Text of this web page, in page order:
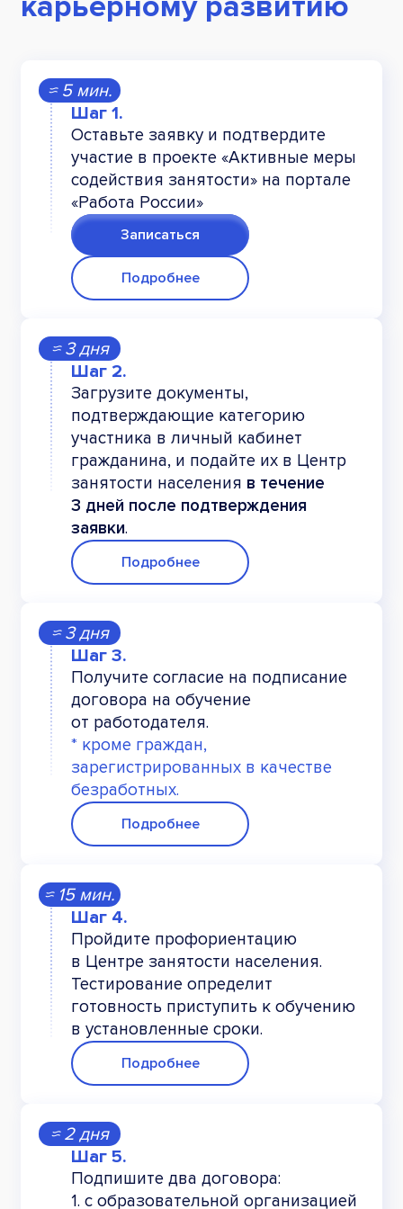
≈ 5 мин.
Оставьте заявку и подтвердите
участие в проекте «Активные меры
содействия занятости» на портале
«Работа России»
Записаться
Подробнее
≈ 3 дня
Загрузите документы,
подтверждающие категорию
участника в личный кабинет
гражданина, и подайте их в Центр
занятости населения в течение
3 дней после подтверждения
заявки.
Подробнее
≈ 3 дня
Получите согласие на подписание
договора на обучение
от работодателя.
* кроме граждан,
зарегистрированных в качестве
безработных.
Подробнее
≈ 15 мин.
Пройдите профориентацию
в Центре занятости населения.
Тестирование определит
готовность приступить к обучению
в установленные сроки.
Подробнее
≈ 2 дня
Подпишите два договора:
1. с образовательной организацией